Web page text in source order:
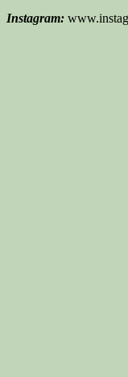
Instagram: